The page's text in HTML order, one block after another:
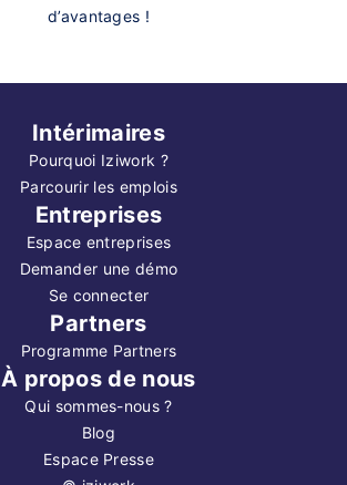
d’avantages !
Intérimaires
Pourquoi Iziwork ?
Parcourir les emplois
Entreprises
Espace entreprises
Demander une démo
Se connecter
Partners
Programme Partners
À propos de nous
Qui sommes-nous ?
Blog
Espace Presse